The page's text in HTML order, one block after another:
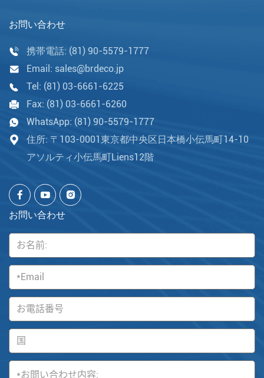
お問い合わせ
携帯電話: (81) 90-5579-1777
Email: sales@brdeco.jp
Tel: (81) 03-6661-6225
Fax: (81) 03-6661-6260
WhatsApp: (81) 90-5579-1777
住所: 〒103-0001東京都中央区日本橋小伝馬町14-10
アソルティ小伝馬町Liens12階
お問い合わせ